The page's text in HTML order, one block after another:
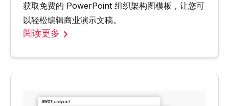
获取免费的 PowerPoint 组织架构图模板，让您可
以轻松编辑商业演示文稿。
阅读更多